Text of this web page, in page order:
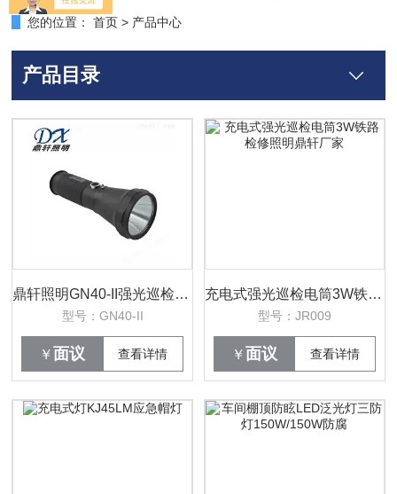
您的位置： 首页 > 产品中心
产品目录
鼎轩照明GN40-II强光巡检手电筒报价
型号：GN40-II
￥ 面议 查看详情
充电式强光巡检电筒3W铁路检修照明鼎轩厂家
型号：JR009
￥ 面议 查看详情